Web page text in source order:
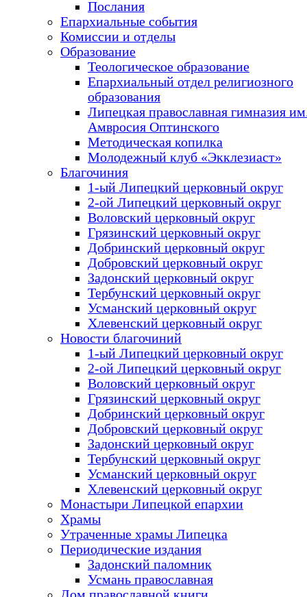
Послания
Епархиальные события
Комиссии и отделы
Образование
Теологическое образование
Епархиальный отдел религиозного
образования
Липецкая православная гимназия
Амвросия Оптинского
Методическая копилка
Молодежный клуб «Экклезиаст»
Благочиния
1-ый Липецкий церковный округ
2-ой Липецкий церковный округ
Воловский церковный округ
Грязинский церковный округ
Добринский церковный округ
Добровский церковный округ
Задонский церковный округ
Тербунский церковный округ
Усманский церковный округ
Хлевенский церковный округ
Новости благочиний
1-ый Липецкий церковный округ
2-ой Липецкий церковный округ
Воловский церковный округ
Грязинский церковный округ
Добринский церковный округ
Добровский церковный округ
Задонский церковный округ
Тербунский церковный округ
Усманский церковный округ
Хлевенский церковный округ
Монастыри Липецкой епархии
Храмы
Утраченные храмы Липецка
Периодические издания
Задонский паломник
Усмань православная